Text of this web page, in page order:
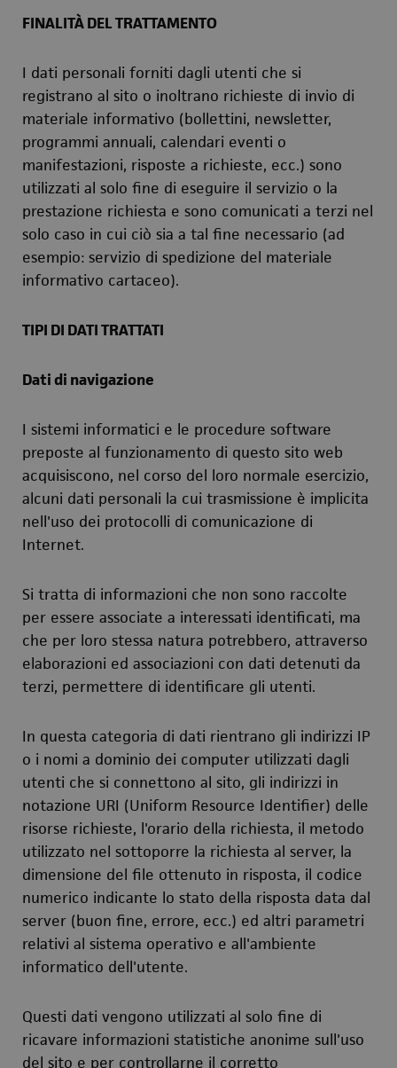
FINALITÀ DEL TRATTAMENTO
I dati personali forniti dagli utenti che si
registrano al sito o inoltrano richieste di invio di
materiale informativo (bollettini, newsletter,
programmi annuali, calendari eventi o
manifestazioni, risposte a richieste, ecc.) sono
utilizzati al solo fine di eseguire il servizio o la
prestazione richiesta e sono comunicati a terzi nel
solo caso in cui ciò sia a tal fine necessario (ad
esempio: servizio di spedizione del materiale
informativo cartaceo).
TIPI DI DATI TRATTATI
Dati di navigazione
I sistemi informatici e le procedure software
preposte al funzionamento di questo sito web
acquisiscono, nel corso del loro normale esercizio,
alcuni dati personali la cui trasmissione è implicita
nell'uso dei protocolli di comunicazione di
Internet.
Si tratta di informazioni che non sono raccolte
per essere associate a interessati identificati, ma
che per loro stessa natura potrebbero, attraverso
elaborazioni ed associazioni con dati detenuti da
terzi, permettere di identificare gli utenti.
In questa categoria di dati rientrano gli indirizzi IP
o i nomi a dominio dei computer utilizzati dagli
utenti che si connettono al sito, gli indirizzi in
notazione URI (Uniform Resource Identifier) delle
risorse richieste, l'orario della richiesta, il metodo
utilizzato nel sottoporre la richiesta al server, la
dimensione del file ottenuto in risposta, il codice
numerico indicante lo stato della risposta data dal
server (buon fine, errore, ecc.) ed altri parametri
relativi al sistema operativo e all'ambiente
informatico dell'utente.
Questi dati vengono utilizzati al solo fine di
ricavare informazioni statistiche anonime sull'uso
del sito e per controllarne il corretto